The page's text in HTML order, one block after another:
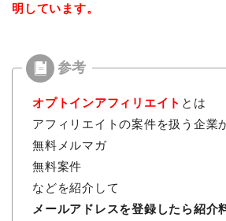
明しています。
オプトインアフィリエイト とは
アフィリエイトの案件を扱う企業
無料メルマガ
無料案件
などを紹介して
メールアドレスを登録したら紹介